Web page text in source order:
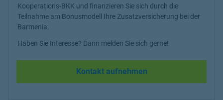
Kooperations-BKK und finanzieren Sie sich durch die
Teilnahme am Bonusmodell Ihre Zusatzversicherung bei der
Barmenia.
Haben Sie Interesse? Dann melden Sie sich gerne!
Kontakt aufnehmen